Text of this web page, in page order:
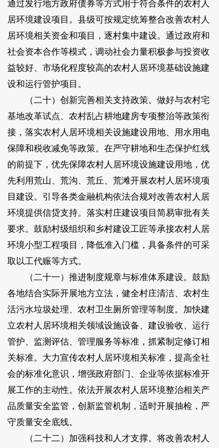
通过发行地方政府债券等方式用于符合条件的农村人
居环境建设项目。县级可按规定统筹整合改善农村人
居环境相关资金和项目，逐村集中建设。通过政府和
社会资本合作等模式，调动社会力量积极参与投资收
益较好、市场化程度较高的农村人居环境基础设施建
设和运行管护项目。
（二十）创新完善相关支持政策。做好与农村宅
基地改革试点、农村乱占耕地建房专项整治等政策衔
接，落实农村人居环境相关设施建设用地、用水用电
保障和税收减免等政策。在严守耕地和生态保护红线
的前提下，优先保障农村人居环境设施建设用地，优
先利用荒山、荒沟、荒丘、荒滩开展农村人居环境项
目建设。引导各类金融机构依法合规对改善农村人居
环境提供信贷支持。落实村庄建设项目简易审批有关
要求。鼓励村级组织和乡村建设工匠等承接农村人居
环境小型工程项目，降低准入门槛，具备条件的可采
取以工代赈等方式。
（二十一）推进制度规章与标准体系建设。鼓励
各地结合实际开展地方立法，健全村庄清洁、农村生
活污水垃圾处理、农村卫生厕所管理等制度。加快建
立农村人居环境相关领域设施设备、建设验收、运行
管护、监测评估、管理服务等标准，抓紧制定修订相
关标准。大力宣传农村人居环境相关标准，提高全社
会的标准化意识，增强政府部门、企业等依据标准开
展工作的主动性。依法开展农村人居环境整治相关产
品质量安全监管，创新监管机制，适时开展抽检，严
守质量安全底线。
（二十二）加强科技和人才支撑。将改善农村人